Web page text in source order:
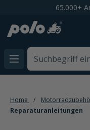
65.000+
Home
Reparaturanleitungen